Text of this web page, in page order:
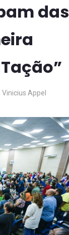
das
Vinicius Appel